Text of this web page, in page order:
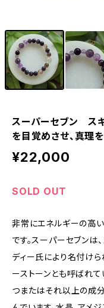
スーパーセブン ス
を目覚めさせ、真理
¥22,000
SOLD OUT
非常にエネルギーの高
です。スーパーセブンは
ディー氏により名付けら
ーストーンとも呼ばれて
つまたはそれ以上の成